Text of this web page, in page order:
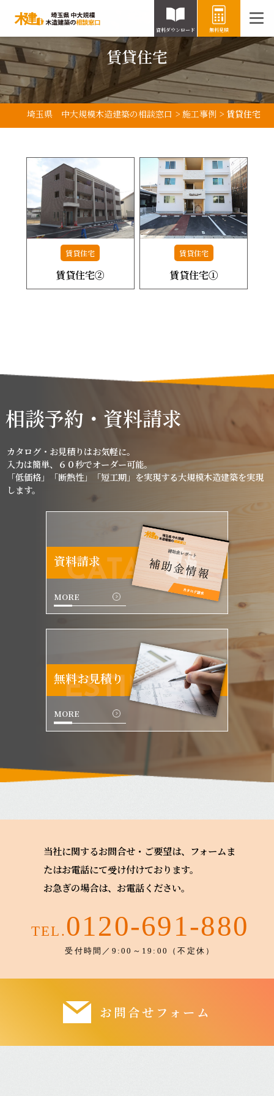
資料ダウンロード 無料見積
賃貸住宅
埼玉県 中大規模木造建築の相談窓口 > 施工事例 > 賃貸住宅
賃貸住宅
賃貸住宅②
賃貸住宅
賃貸住宅①
相談予約・資料請求
カタログ・お見積りはお気軽に。
入力は簡単、６０秒でオーダー可能。
「低価格」「断熱性」「短工期」を実現する大規模木造建築を実現
します。
CATALOG
資料請求
MORE
ESTIMATE
無料お見積り
MORE
当社に関するお問合せ・ご要望は、フォームま
たはお電話にて受け付けております。
お急ぎの場合は、お電話ください。
TEL.0120-691-880
受付時間／9:00～19:00（不定休）
お問合せフォーム